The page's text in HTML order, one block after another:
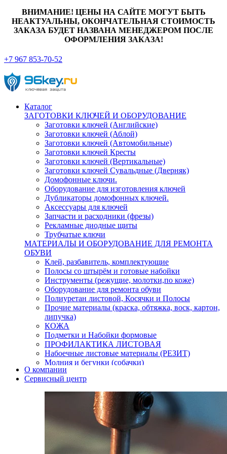
ВНИМАНИЕ! ЦЕНЫ НА САЙТЕ МОГУТ БЫТЬ
НЕАКТУАЛЬНЫ, ОКОНЧАТЕЛЬНАЯ СТОИМОСТЬ
ЗАКАЗА БУДЕТ НАЗВАНА МЕНЕДЖЕРОМ ПОСЛЕ
ОФОРМЛЕНИЯ ЗАКАЗА!
+7 967 853-70-52
Каталог
ЗАГОТОВКИ КЛЮЧЕЙ И ОБОРУДОВАНИЕ
Заготовки ключей (Английские)
Заготовки ключей (Аблой)
Заготовки ключей (Автомобильные)
Заготовки ключей Кресты
Заготовки ключей (Вертикальные)
Заготовки ключей Сувальдные (Дверняк)
Домофонные ключи.
Оборудование для изготовления ключей
Дубликаторы домофонных ключей.
Аксессуары для ключей
Запчасти и расходники (фрезы)
Рекламные диодные щиты
Трубчатые ключи
МАТЕРИАЛЫ И ОБОРУДОВАНИЕ ДЛЯ РЕМОНТА
ОБУВИ
Клей, разбавитель, комплектующие
Полосы со штырём и готовые набойки
Инструменты (режущие, молотки,по коже)
Оборудование для ремонта обуви
Полиуретан листовой, Косячки и Полосы
Прочие материалы (краска, обтяжка, воск, картон,
липучка)
КОЖА
Подметки и Набойки формовые
ПРОФИЛАКТИКА ЛИСТОВАЯ
Набоечные листовые материалы (РЕЗИТ)
Молния и бегунки (собачки)
Нитки,иглы-шило,крючки.
Уход и косметика для обуви
Кнопки (магнитые,кобурные)
Пряжки для ремня
О компании
Сервисный центр